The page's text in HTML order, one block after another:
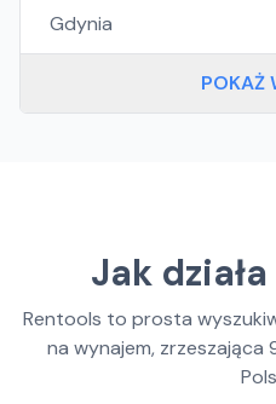
Gdynia
POKAŻ
Jak
Rentools to prosta
na wynajem, zrzeszająca